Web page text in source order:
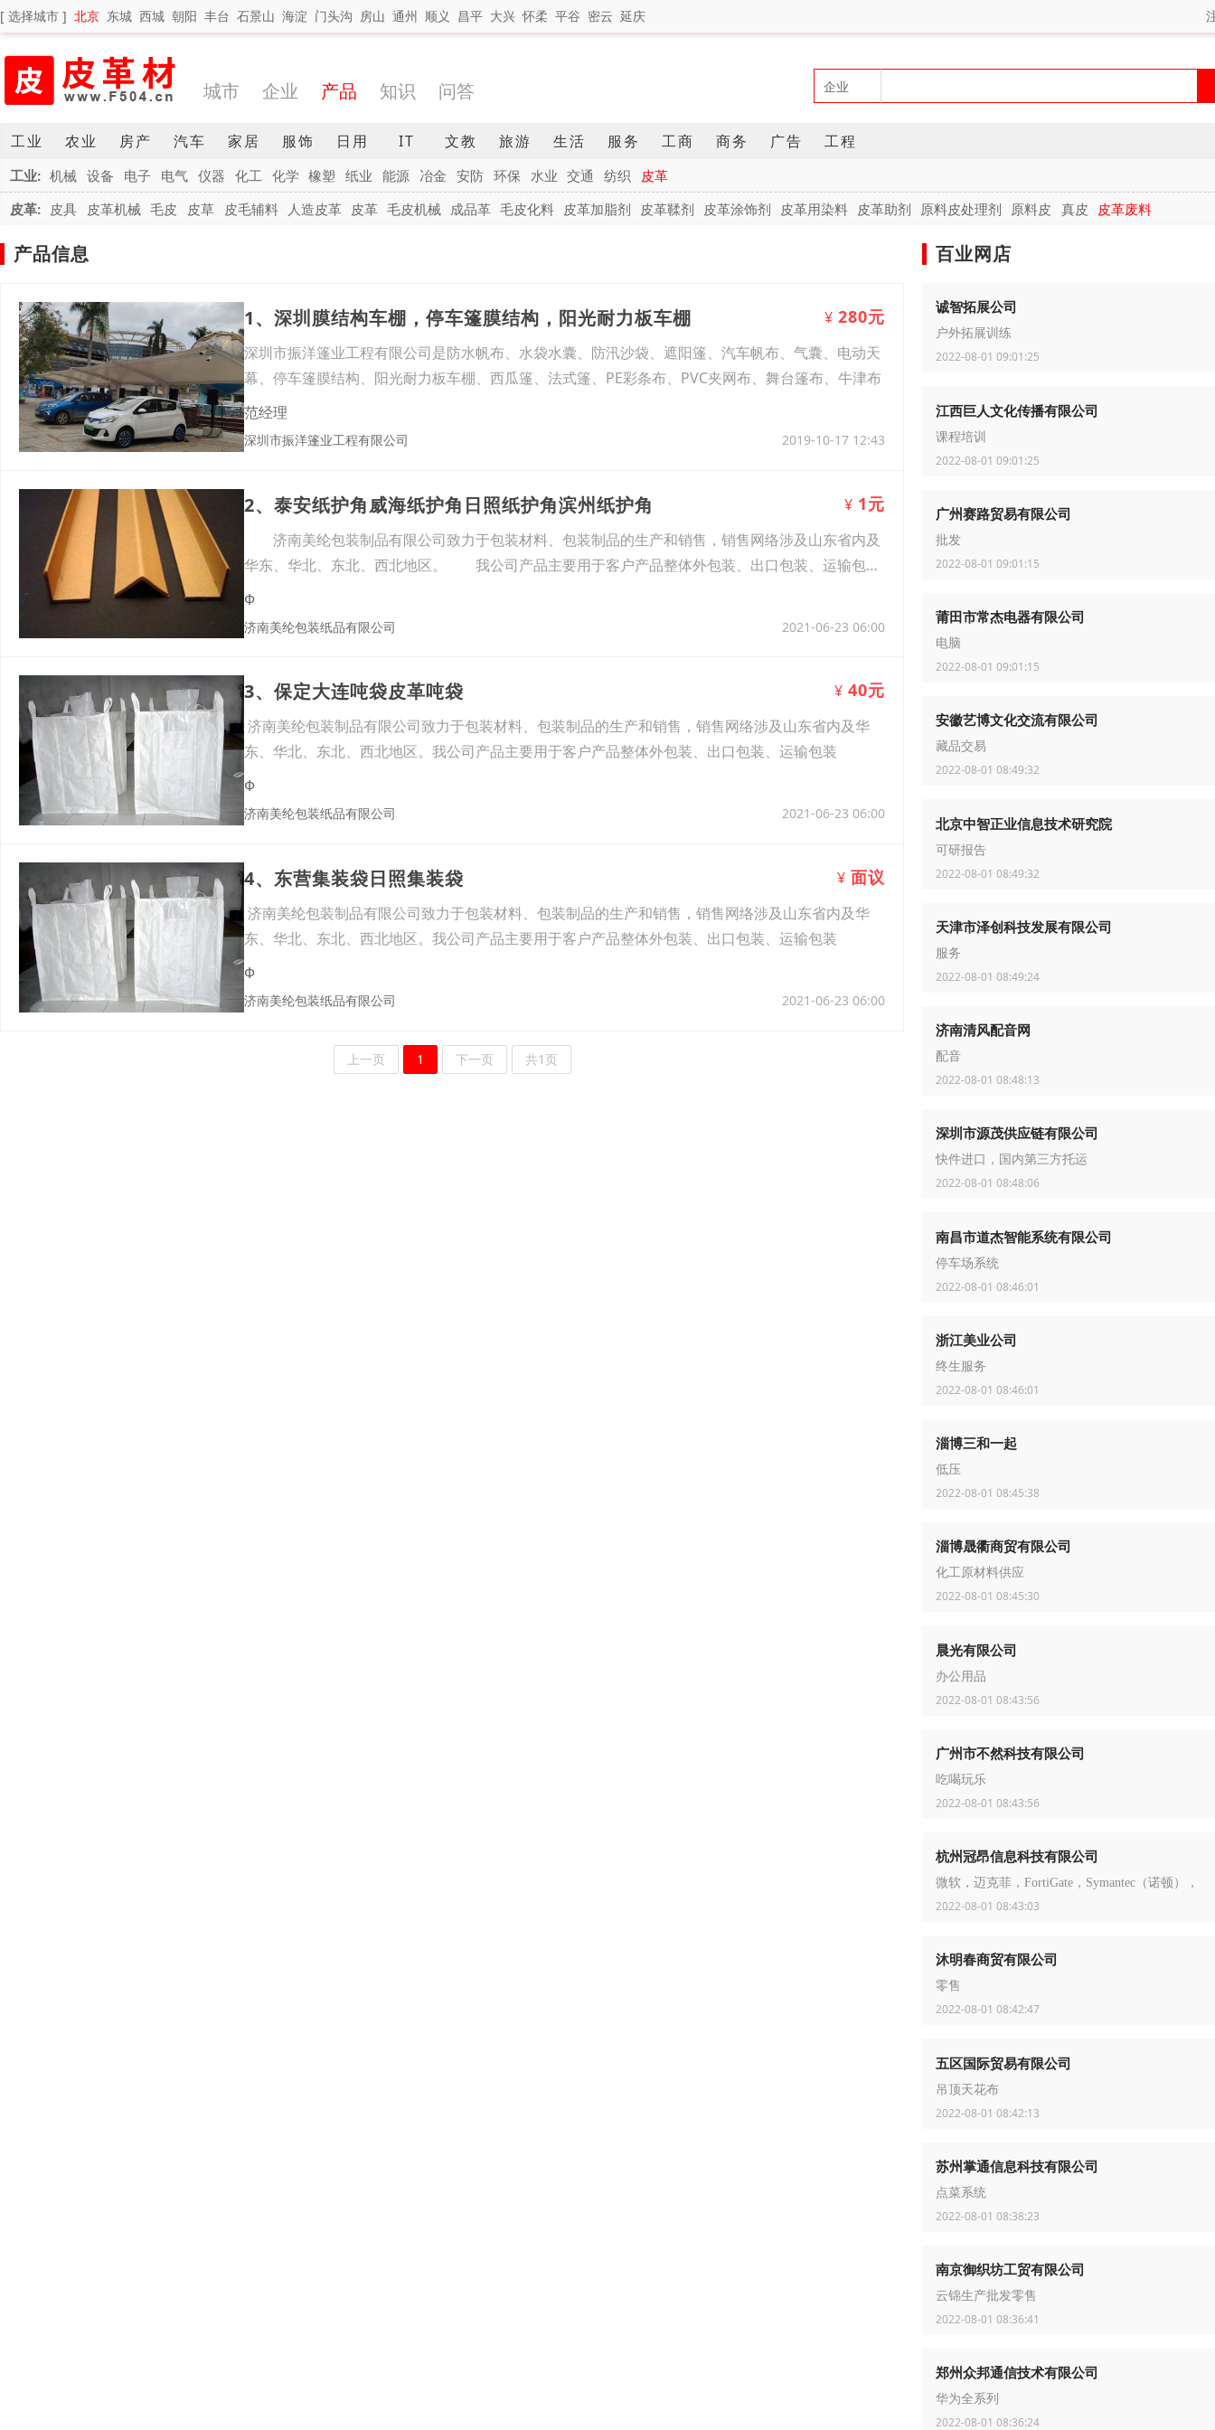
[ 选择城市 ] 北京 东城 西城 朝阳 丰台 石景山 海淀 门头沟 房山 通州 顺义 昌平 大兴 怀柔 平谷 密云 延庆
城市 企业 产品 知识 问答
工业 农业 房产 汽车 家居 服饰 日用 IT 文教 旅游 生活 服务 工商 商务 广告 工程
工业: 机械 设备 电子 电气 仪器 化工 化学 橡塑 纸业 能源 冶金 安防 环保 水业 交通 纺织
皮革
皮革: 皮具 皮革机械 毛皮 皮草 皮毛辅料 人造皮革 皮革 毛皮机械 成品革 毛皮化料 皮革加脂剂 皮革鞣剂 皮革涂饰剂 皮革用染料 皮革助剂 原料皮处理剂 原料皮 真皮 皮革废料
产品信息
1、深圳膜结构车棚，停车篷膜结构，阳光耐力板车棚 ¥ 280元
深圳市振洋篷业工程有限公司是防水帆布、水袋水囊、防汛沙袋、遮阳篷、汽车帆布、气囊、电动天
幕、停车篷膜结构、阳光耐力板车棚、西瓜篷、法式篷、PE彩条布、PVC夹网布、舞台篷布、牛津布
范经理
深圳市振洋篷业工程有限公司 2019-10-17 12:43
2、泰安纸护角威海纸护角日照纸护角滨州纸护角 ¥ 1元
济南美纶包装制品有限公司致力于包装材料、包装制品的生产和销售，销售网络涉及山东省内及
华东、华北、东北、西北地区。 我公司产品主要用于客户产品整体外包装、出口包装、运输包
装，仓
Ф
济南美纶包装纸品有限公司 2021-06-23 06:00
3、保定大连吨袋皮革吨袋 ¥ 40元
济南美纶包装制品有限公司致力于包装材料、包装制品的生产和销售，销售网络涉及山东省内及华
东、华北、东北、西北地区。我公司产品主要用于客户产品整体外包装、出口包装、运输包装
Ф
济南美纶包装纸品有限公司 2021-06-23 06:00
4、东营集装袋日照集装袋 ¥ 面议
济南美纶包装制品有限公司致力于包装材料、包装制品的生产和销售，销售网络涉及山东省内及华
东、华北、东北、西北地区。我公司产品主要用于客户产品整体外包装、出口包装、运输包装
Ф
济南美纶包装纸品有限公司 2021-06-23 06:00
上一页 1 下一页 共1页
百业网店
诚智拓展公司
户外拓展训练
2022-08-01 09:01:25
江西巨人文化传播有限公司
课程培训
2022-08-01 09:01:25
广州赛路贸易有限公司
批发
2022-08-01 09:01:15
莆田市常杰电器有限公司
电脑
2022-08-01 09:01:15
安徽艺博文化交流有限公司
藏品交易
2022-08-01 08:49:32
北京中智正业信息技术研究院
可研报告
2022-08-01 08:49:32
天津市泽创科技发展有限公司
服务
2022-08-01 08:49:24
济南清风配音网
配音
2022-08-01 08:48:13
深圳市源茂供应链有限公司
快件进口，国内第三方托运
2022-08-01 08:48:06
南昌市道杰智能系统有限公司
停车场系统
2022-08-01 08:46:01
浙江美业公司
终生服务
2022-08-01 08:46:01
淄博三和一起
低压
2022-08-01 08:45:38
淄博晟衢商贸有限公司
化工原材料供应
2022-08-01 08:45:30
晨光有限公司
办公用品
2022-08-01 08:43:56
广州市不然科技有限公司
吃喝玩乐
2022-08-01 08:43:56
杭州冠昂信息科技有限公司
微软，迈克菲，FortiGate，Symantec（诺顿），
2022-08-01 08:43:03
沐明春商贸有限公司
零售
2022-08-01 08:42:47
五区国际贸易有限公司
吊顶天花布
2022-08-01 08:42:13
苏州掌通信息科技有限公司
点菜系统
2022-08-01 08:38:23
南京御织坊工贸有限公司
云锦生产批发零售
2022-08-01 08:36:41
郑州众邦通信技术有限公司
华为全系列
2022-08-01 08:36:24